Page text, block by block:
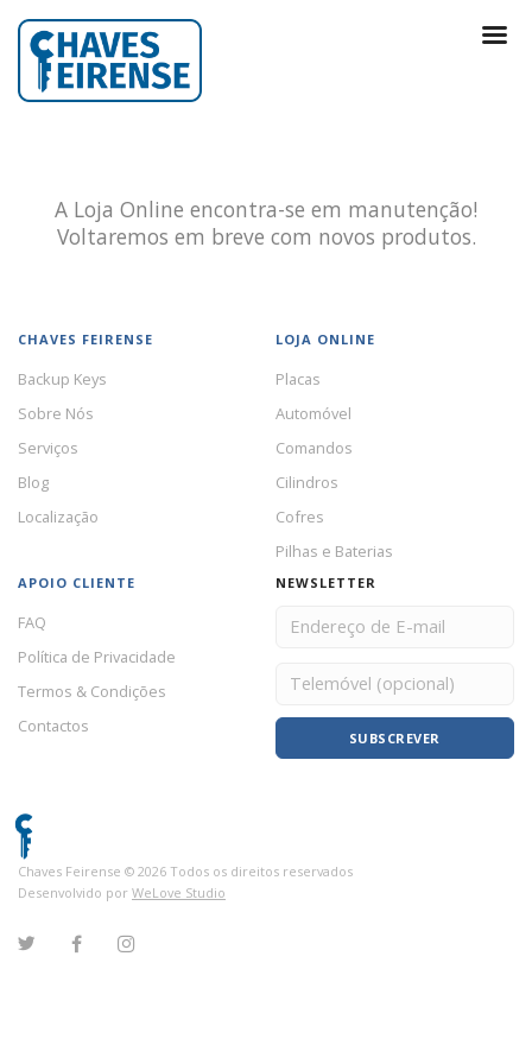
A Loja Online encontra-se em manutenção!
Voltaremos em breve com novos produtos.
CHAVES FEIRENSE
Backup Keys
Sobre Nós
Serviços
Blog
Localização
LOJA ONLINE
Placas
Automóvel
Comandos
Cilindros
Cofres
Pilhas e Baterias
APOIO CLIENTE
FAQ
Política de Privacidade
Termos & Condições
Contactos
NEWSLETTER
SUBSCREVER
Chaves Feirense © 2026 Todos os direitos reservados
Desenvolvido por WeLove Studio